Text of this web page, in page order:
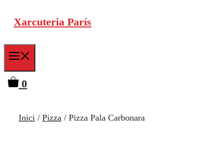
Vés
contingut
Xarcuteria París
0
Inici / Pizza / Pizza Pala Carbonara